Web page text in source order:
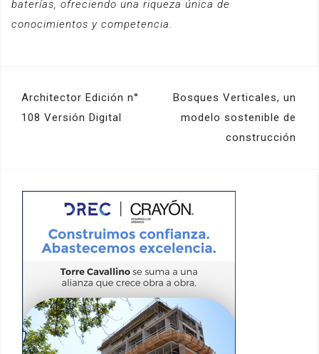
baterías, ofreciendo una riqueza única de
conocimientos y competencia.
Navegación
de
Architector Edición n°
108 Versión Digital
Bosques Verticales, un
modelo sostenible de
construcción